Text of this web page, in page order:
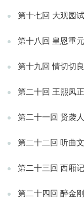
第十七回 大观园
第十八回 皇恩重
第十九回 情切切
第二十回 王熙凤
第二十一回 贤袭
第二十二回 听曲
第二十三回 西厢
第二十四回 醉金